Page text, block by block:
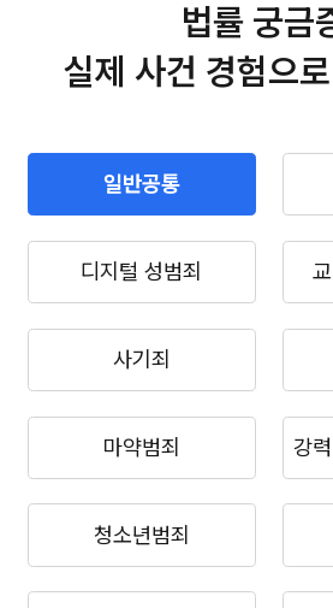
법률 궁금
실제 사건 경험으
일반공통
디지털 성범죄
사기죄
마약범죄 강
청소년범죄